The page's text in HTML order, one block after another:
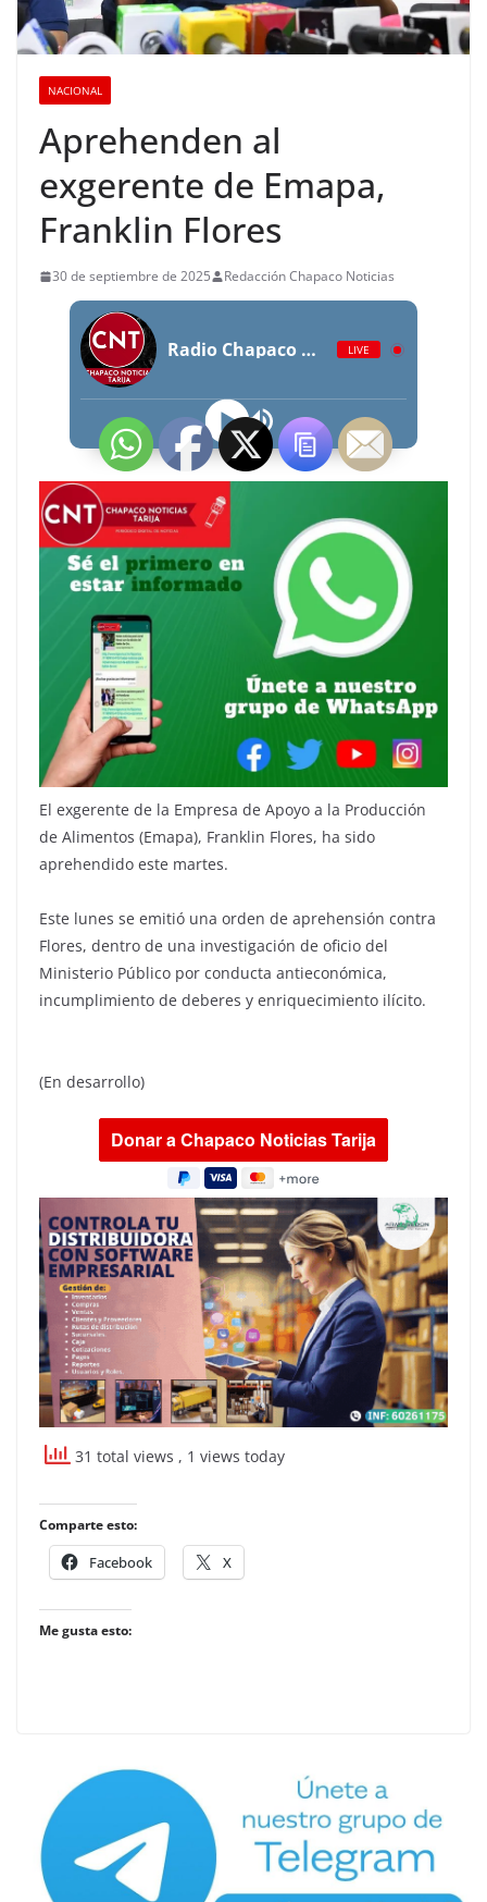
NACIONAL
Aprehenden al
exgerente de Emapa,
Franklin Flores
30 de septiembre de 2025 Redacción Chapaco Noticias
Radio Chapaco Noticias Las 24 horas en vivo LIVE
El exgerente de la Empresa de Apoyo a la Producción
de Alimentos (Emapa), Franklin Flores, ha sido
aprehendido este martes.
Este lunes se emitió una orden de aprehensión contra
Flores, dentro de una investigación de oficio del
Ministerio Público por conducta antieconómica,
incumplimiento de deberes y enriquecimiento ilícito.
(En desarrollo)
31 total views , 1 views today
Comparte esto:
Facebook X
Me gusta esto: